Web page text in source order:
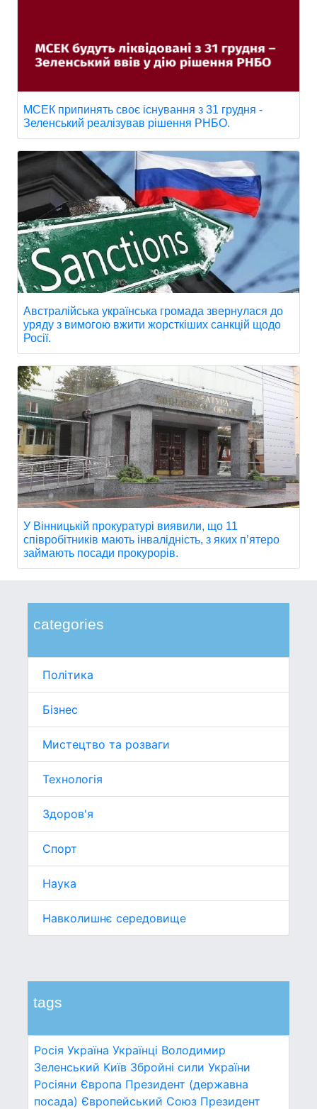
categories
Політика
Бізнес
Мистецтво та розваги
Технологія
Здоров'я
Спорт
Наука
Навколишнє середовище
tags
Росія Україна Українці Володимир
Зеленський Київ Збройні сили України
Росіяни Європа Президент (державна
посада) Європейський Союз Президент
МСЕК припинять своє існування з 31 грудня -
Зеленський реалізував рішення РНБО.
Австралійська українська громада звернулася до
уряду з вимогою вжити жорсткіших санкцій щодо
Росії.
У Вінницькій прокуратурі виявили, що 11
співробітників мають інвалідність, з яких п’ятеро
займають посади прокурорів.